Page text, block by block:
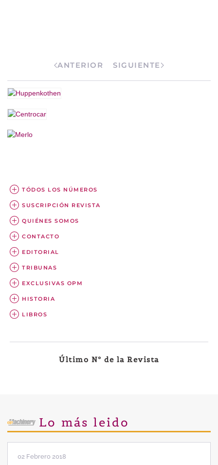
ANTERIOR SIGUIENTE
TÓDOS LOS NÚMEROS
SUSCRIPCIÓN REVISTA
QUIÉNES SOMOS
CONTACTO
EDITORIAL
TRIBUNAS
EXCLUSIVAS OPM
HISTORIA
LIBROS
Último Nº de la Revista
Lo más leido
02 Febrero 2018